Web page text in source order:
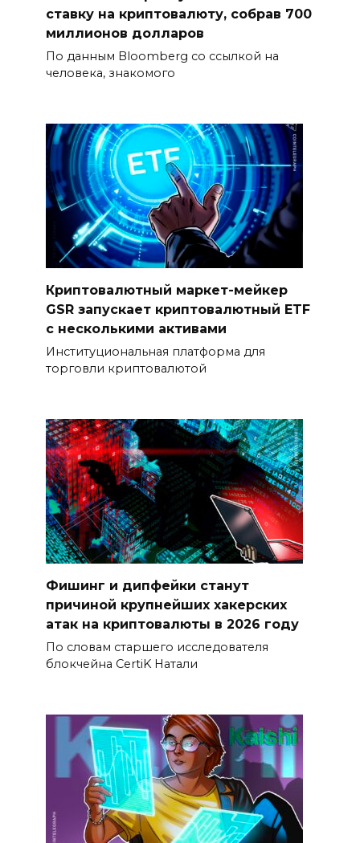
ставку на криптовалюту, собрав 700
миллионов долларов
По данным Bloomberg со ссылкой на
человека, знакомого
Криптовалютный маркет-мейкер
GSR запускает криптовалютный ETF
с несколькими активами
Институциональная платформа для
торговли криптовалютой
Фишинг и дипфейки станут
причиной крупнейших хакерских
атак на криптовалюты в 2026 году
По словам старшего исследователя
блокчейна CertiK Натали